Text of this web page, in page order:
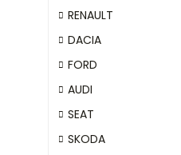
RENAULT
DACIA
FORD
AUDI
SEAT
SKODA